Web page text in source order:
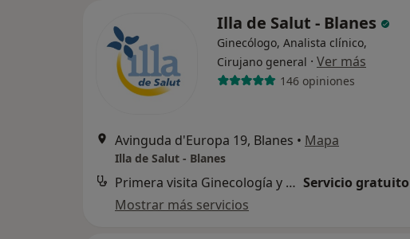
Illa de Salut - Blanes
Ginecólogo, Analista clínico,
Cirujano general · Ver más
146 opiniones
Avinguda d'Europa 19, Blanes • Mapa
Illa de Salut - Blanes
Primera visita Ginecología y Obstetricia Servicio gratuito
Mostrar más servicios